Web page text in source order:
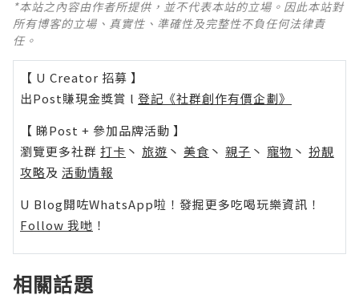
*本站之內容由作者所提供，並不代表本站的立場。因此本站對
所有博客的立場、真實性、準確性及完整性不負任何法律責
任。
【 U Creator 招募 】
出Post賺現金獎賞 l 登記《社群創作有價企劃》
【 睇Post + 參加品牌活動 】
瀏覽更多社群 打卡 丶 旅遊 丶 美食 丶 親子 丶 寵物 丶 扮靚
攻略及 活動情報
U Blog開咗WhatsApp啦！發掘更多吃喝玩樂資訊！
Follow 我哋 ！
相關話題